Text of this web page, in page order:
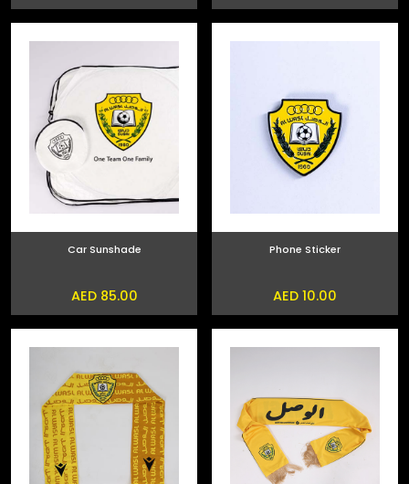
Phone Sticker
AED 10.00
Car Sunshade
AED 85.00